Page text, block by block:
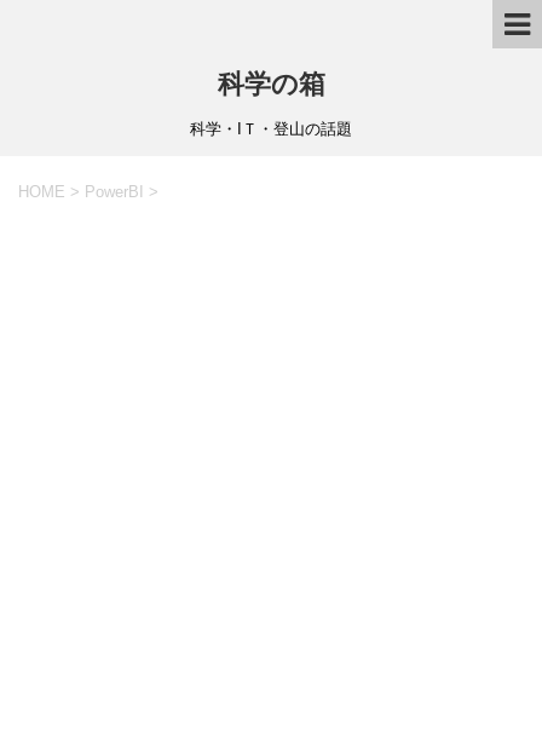
科学の箱
科学・IＴ・登山の話題
HOME > PowerBI >